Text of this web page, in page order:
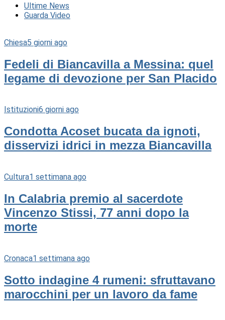
Ultime News
Guarda Video
Chiesa5 giorni ago
Fedeli di Biancavilla a Messina: quel
legame di devozione per San Placido
Istituzioni6 giorni ago
Condotta Acoset bucata da ignoti,
disservizi idrici in mezza Biancavilla
Cultura1 settimana ago
In Calabria premio al sacerdote
Vincenzo Stissi, 77 anni dopo la
morte
Cronaca1 settimana ago
Sotto indagine 4 rumeni: sfruttavano
marocchini per un lavoro da fame